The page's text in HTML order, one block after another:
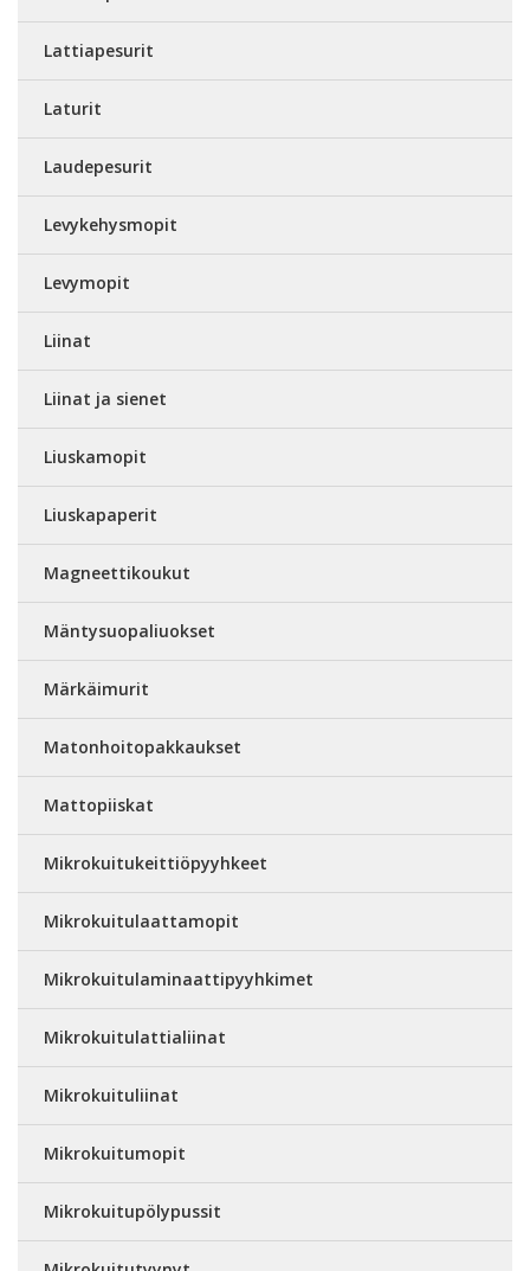
Lattiapesurit
Laturit
Laudepesurit
Levykehysmopit
Levymopit
Liinat
Liinat ja sienet
Liuskamopit
Liuskapaperit
Magneettikoukut
Mäntysuopaliuokset
Märkäimurit
Matonhoitopakkaukset
Mattopiiskat
Mikrokuitukeittiöpyyhkeet
Mikrokuitulaattamopit
Mikrokuitulaminaattipyyhkimet
Mikrokuitulattialiinat
Mikrokuituliinat
Mikrokuitumopit
Mikrokuitupölypussit